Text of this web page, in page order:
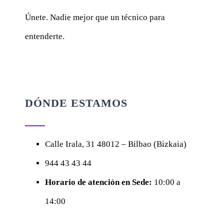
Únete. Nadie mejor que un técnico para
entenderte.
DÓNDE ESTAMOS
Calle Irala, 31 48012 – Bilbao (Bizkaia)
944 43 43 44
Horario de atención en Sede: 10:00 a
14:00